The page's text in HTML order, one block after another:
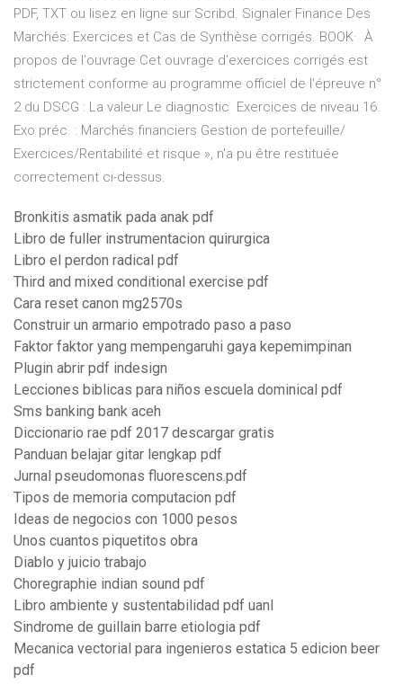
PDF, TXT ou lisez en ligne sur Scribd. Signaler Finance Des
Marchés: Exercices et Cas de Synthèse corrigés. BOOK· À
propos de l'ouvrage Cet ouvrage d'exercices corrigés est
strictement conforme au programme officiel de l'épreuve n°
2 du DSCG : La valeur Le diagnostic Exercices de niveau 16.
Exo préc. : Marchés financiers Gestion de portefeuille/
Exercices/Rentabilité et risque », n'a pu être restituée
correctement ci-dessus.
Bronkitis asmatik pada anak pdf
Libro de fuller instrumentacion quirurgica
Libro el perdon radical pdf
Third and mixed conditional exercise pdf
Cara reset canon mg2570s
Construir un armario empotrado paso a paso
Faktor faktor yang mempengaruhi gaya kepemimpinan
Plugin abrir pdf indesign
Lecciones biblicas para niños escuela dominical pdf
Sms banking bank aceh
Diccionario rae pdf 2017 descargar gratis
Panduan belajar gitar lengkap pdf
Jurnal pseudomonas fluorescens.pdf
Tipos de memoria computacion pdf
Ideas de negocios con 1000 pesos
Unos cuantos piquetitos obra
Diablo y juicio trabajo
Choregraphie indian sound pdf
Libro ambiente y sustentabilidad pdf uanl
Sindrome de guillain barre etiologia pdf
Mecanica vectorial para ingenieros estatica 5 edicion beer
pdf